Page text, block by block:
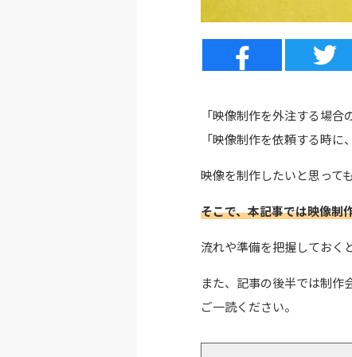
「映像制作を外注する場合
「映像制作を依頼する時に
映像を制作したいと思って
そこで、本記事では映像制
流れや準備を把握しておく
また、記事の後半では制作
ご一読ください。